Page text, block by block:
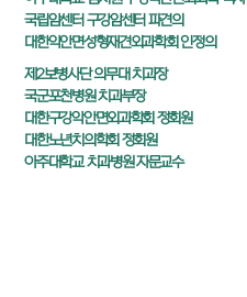
국립암센터 구강암센터 파견의
대한악안면성형재견외과학회 인정의
제2보병사단 의무대 치과장
국군포천병원 치과부장
대한구강악안면외과학회 정회원
대한노년치의학회 정회원
아주대학교 치과병원 자문교수